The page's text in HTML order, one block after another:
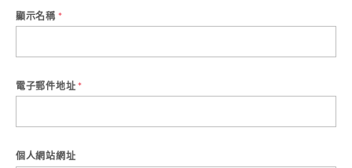
顯示名稱 *
電子郵件地址 *
個人網站網址